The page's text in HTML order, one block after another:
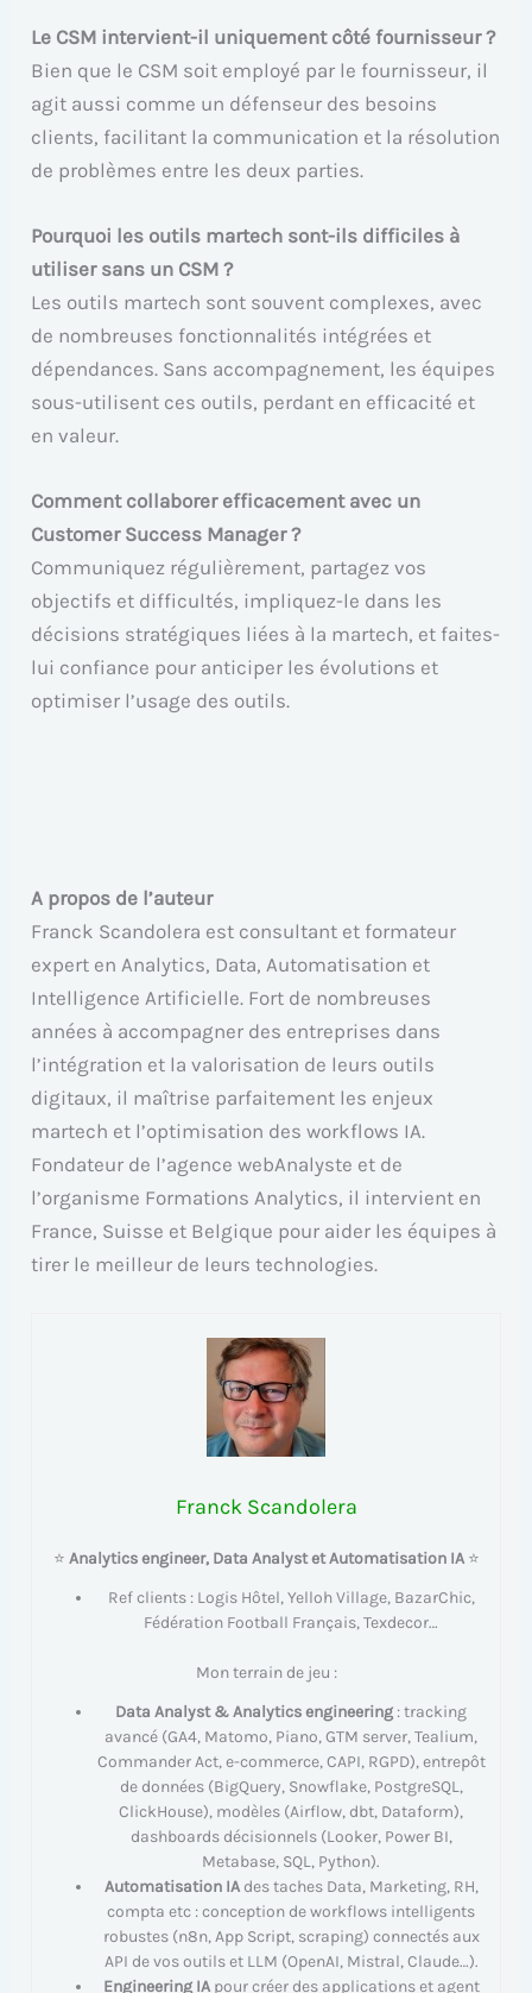
Le CSM intervient-il uniquement côté fournisseur ?
Bien que le CSM soit employé par le fournisseur, il
agit aussi comme un défenseur des besoins
clients, facilitant la communication et la résolution
de problèmes entre les deux parties.
Pourquoi les outils martech sont-ils difficiles à
utiliser sans un CSM ?
Les outils martech sont souvent complexes, avec
de nombreuses fonctionnalités intégrées et
dépendances. Sans accompagnement, les équipes
sous-utilisent ces outils, perdant en efficacité et
en valeur.
Comment collaborer efficacement avec un
Customer Success Manager ?
Communiquez régulièrement, partagez vos
objectifs et difficultés, impliquez-le dans les
décisions stratégiques liées à la martech, et faites-
lui confiance pour anticiper les évolutions et
optimiser l’usage des outils.
A propos de l’auteur
Franck Scandolera est consultant et formateur
expert en Analytics, Data, Automatisation et
Intelligence Artificielle. Fort de nombreuses
années à accompagner des entreprises dans
l’intégration et la valorisation de leurs outils
digitaux, il maîtrise parfaitement les enjeux
martech et l’optimisation des workflows IA.
Fondateur de l’agence webAnalyste et de
l’organisme Formations Analytics, il intervient en
France, Suisse et Belgique pour aider les équipes à
tirer le meilleur de leurs technologies.
Franck Scandolera
⭐ Analytics engineer, Data Analyst et Automatisation IA⭐
Ref clients : Logis Hôtel, Yelloh Village, BazarChic,
Fédération Football Français, Texdecor…
Mon terrain de jeu :
Data Analyst & Analytics engineering : tracking
avancé (GA4, Matomo, Piano, GTM server, Tealium,
Commander Act, e-commerce, CAPI, RGPD), entrepôt
de données (BigQuery, Snowflake, PostgreSQL,
ClickHouse), modèles (Airflow, dbt, Dataform),
dashboards décisionnels (Looker, Power BI,
Metabase, SQL, Python).
Automatisation IAdes taches Data, Marketing, RH,
compta etc : conception de workflows intelligents
robustes (n8n, App Script, scraping) connectés aux
API de vos outils et LLM (OpenAI, Mistral, Claude…).
Engineering IApour créer des applications et agent